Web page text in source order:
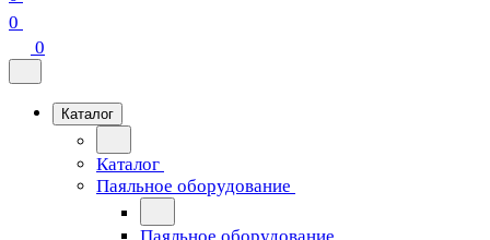
0
0
Каталог
Каталог
Паяльное оборудование
Паяльное оборудование